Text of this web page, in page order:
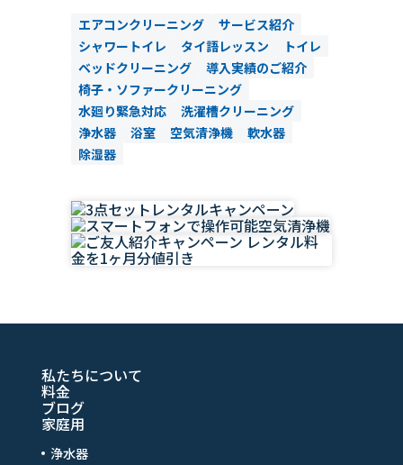
エアコンクリーニング
サービス紹介
シャワートイレ
タイ語レッスン
トイレ
ベッドクリーニング
導入実績のご紹介
椅子・ソファークリーニング
水廻り緊急対応
洗濯槽クリーニング
浄水器
浴室 空気清浄機
軟水器
除湿器
私たちについて
料金
ブログ
家庭用
浄水器